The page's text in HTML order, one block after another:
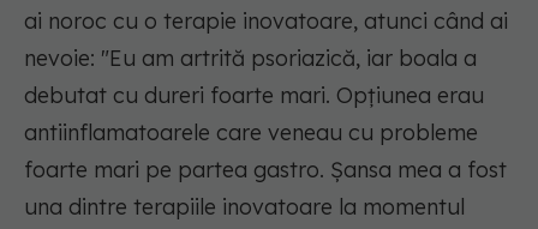
ai noroc cu o terapie inovatoare, atunci când ai
nevoie: "Eu am artrită psoriazică, iar boala a
debutat cu dureri foarte mari. Opțiunea erau
antiinflamatoarele care veneau cu probleme
foarte mari pe partea gastro. Șansa mea a fost
una dintre terapiile inovatoare la momentul